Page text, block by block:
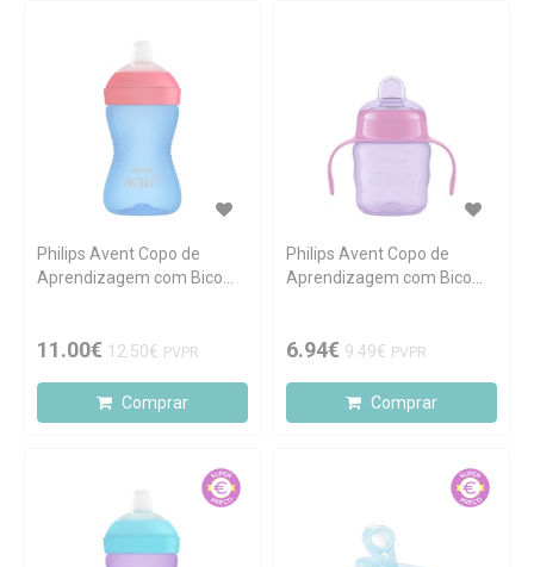
Philips Avent Copo de
Aprendizagem com Bico
11.00€ 12.50€ PVPR
Comprar
Philips Avent Copo de
Aprendizagem com Bico
6.94€ 9.49€ PVPR
Comprar